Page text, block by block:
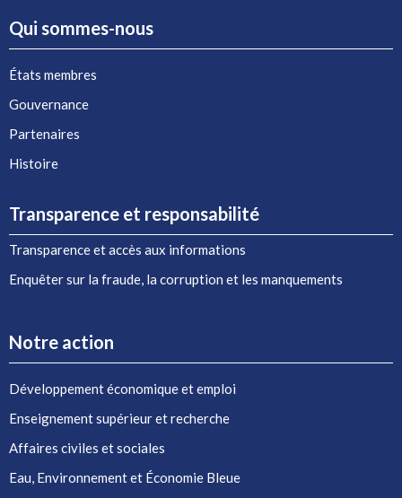
Qui sommes-nous
États membres
Gouvernance
Partenaires
Histoire
Transparence et responsabilité
Transparence et accès aux informations
Enquêter sur la fraude, la corruption et les manquements
Notre action
Développement économique et emploi
Enseignement supérieur et recherche
Affaires civiles et sociales
Eau, Environnement et Économie Bleue